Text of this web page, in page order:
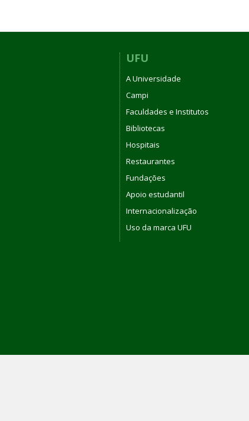
UFU
A Universidade
Campi
Faculdades e Institutos
Bibliotecas
Hospitais
Restaurantes
Fundações
Apoio estudantil
Internacionalização
Uso da marca UFU